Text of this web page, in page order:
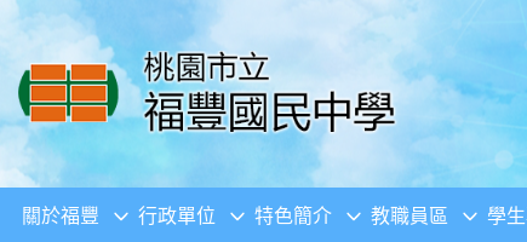
移至網頁之主要內容區位置
關於福豐 行政單位 特色簡介 教職員區 學